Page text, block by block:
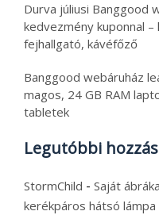
Durva júliusi Banggood
kedvezmény kuponnal
fejhallgató, kávéfőző
Banggood webáruház
magos, 24 GB RAM
tabletek
Legutóbbi
StormChild - Saját
kerékpáros hátsó lámpa